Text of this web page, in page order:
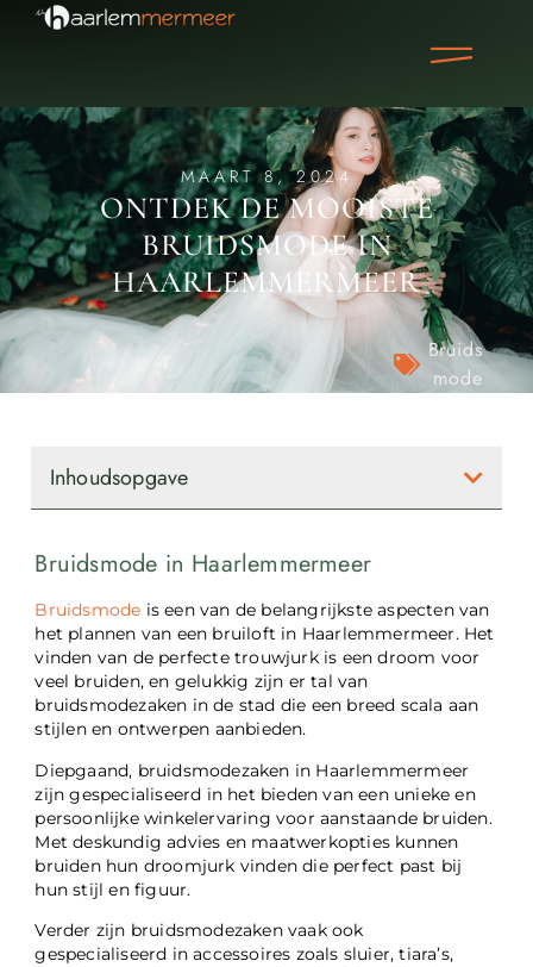
MAART 8, 2024
ONTDEK DE MOOISTE
BRUIDSMODE IN
HAARLEMMERMEER
Bruids
mode
Bruidsmode in Haarlemmermeer
Bruidsmode is een van de belangrijkste aspecten van
het plannen van een bruiloft in Haarlemmermeer. Het
vinden van de perfecte trouwjurk is een droom voor
veel bruiden, en gelukkig zijn er tal van
bruidsmodezaken in de stad die een breed scala aan
stijlen en ontwerpen aanbieden.
Diepgaand, bruidsmodezaken in Haarlemmermeer
zijn gespecialiseerd in het bieden van een unieke en
persoonlijke winkelervaring voor aanstaande bruiden.
Met deskundig advies en maatwerkopties kunnen
bruiden hun droomjurk vinden die perfect past bij
hun stijl en figuur.
Verder zijn bruidsmodezaken vaak ook
gespecialiseerd in accessoires zoals sluier, tiara’s,
Inhoudsopgave